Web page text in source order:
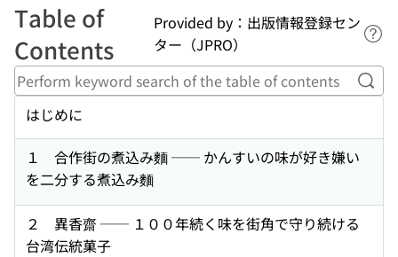
Table of
Contents
Provided by：出版情報登録セン
ター（JPRO）
はじめに
１ 合作街の煮込み麵 ── かんすいの味が好き嫌い
を二分する煮込み麵
２ 異香齋 ── １００年続く味を街角で守り続ける
台湾伝統菓子